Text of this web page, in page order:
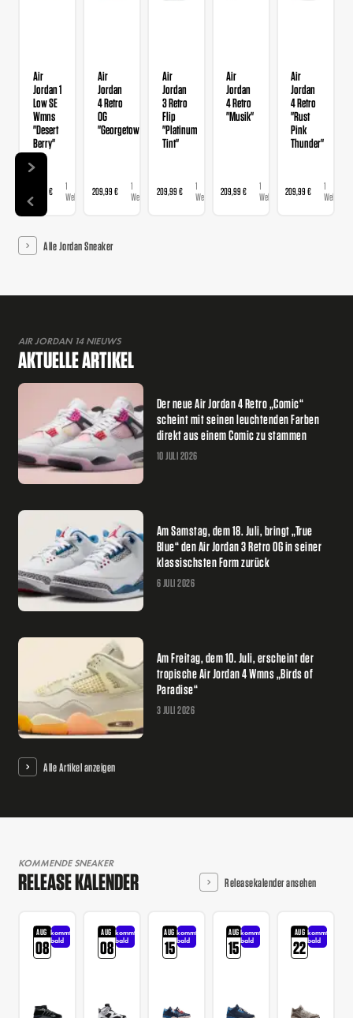
Air
Jordan 1
Low SE
Wmns
"Desert
Berry"
139,99 €
1
Webshop
Air
Jordan
4 Retro
OG
"Georgetown"
209,99 €
1
Webshop
Air
Jordan
3 Retro
Flip
"Platinum
Tint"
209,99 €
1
Webshop
Air
Jordan
4 Retro
"Musik"
209,99 €
1
Webshop
Air
Jordan
4 Retro
"Rust
Pink
Thunder"
209,99 €
1
Webshop
Alle Jordan Sneaker
AIR JORDAN 14 NIEUWS
AKTUELLE ARTIKEL
Der neue Air Jordan 4 Retro „Comic“
scheint mit seinen leuchtenden Farben
direkt aus einem Comic zu stammen
10 JULI 2026
Am Samstag, dem 18. Juli, bringt „True
Blue“ den Air Jordan 3 Retro OG in seiner
klassischsten Form zurück
6 JULI 2026
Am Freitag, dem 10. Juli, erscheint der
tropische Air Jordan 4 Wmns „Birds of
Paradise“
3 JULI 2026
Alle Artikel anzeigen
KOMMENDE SNEAKER
RELEASE KALENDER Releasekalender ansehen
AUG
08
kommt
bald
AUG
08
kommt
bald
AUG
15
kommt
bald
AUG
15
kommt
bald
AUG
22
kommt
bald